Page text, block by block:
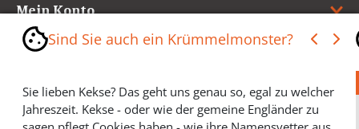
Mein Konto
Referenzen
Medienspiegel & Presseinformationen
Sind Sie auch ein Krümmelmonster?
Sie lieben Kekse? Das geht uns genau so, egal zu welcher
Jahreszeit. Kekse - oder wie der gemeine Engländer zu